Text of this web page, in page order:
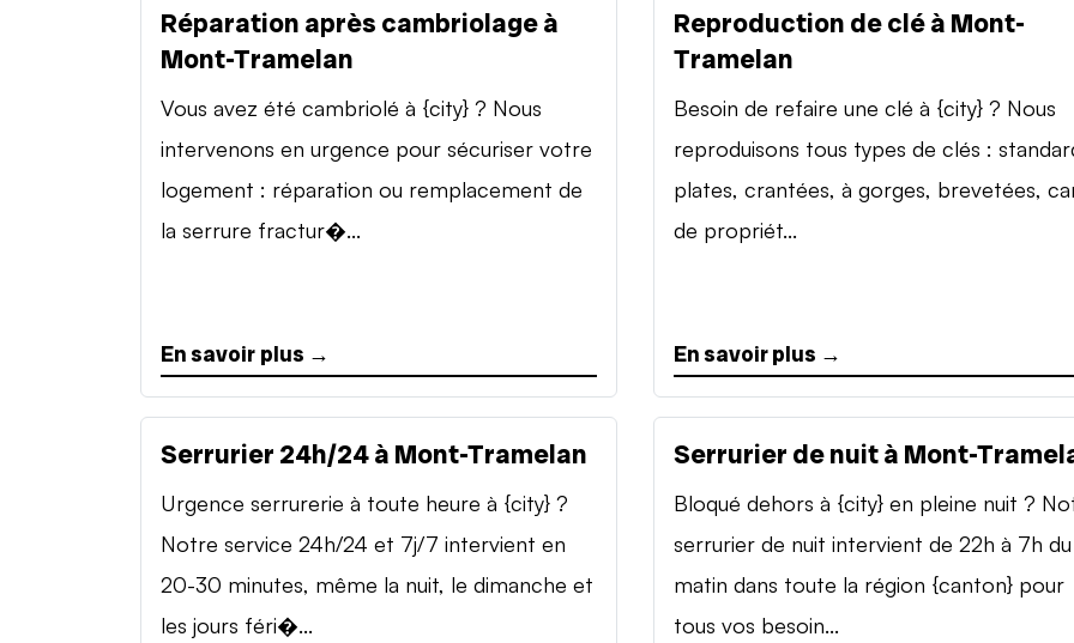
Réparation après cambriolage à
Mont-Tramelan
Vous avez été cambriolé à {city} ? Nous
intervenons en urgence pour sécuriser votre
logement : réparation ou remplacement de
la serrure fractur�...
En savoir plus →
Reproduction de clé à Mont-
Tramelan
Besoin de refaire une clé à {city} ? Nous
reproduisons tous types de clés :
plates, crantées, à gorges, brevetées,
de propriét...
En savoir plus →
Serrurier 24h/24 à Mont-Tramelan
Urgence serrurerie à toute heure à {city} ?
Notre service 24h/24 et 7j/7 intervient en
20-30 minutes, même la nuit, le dimanche et
les jours féri�...
Serrurier de nuit à Mont-
Bloqué dehors à {city} en pleine nuit ?
serrurier de nuit intervient de 22h à 7h du
matin dans toute la région {canton} pour
tous vos besoin...